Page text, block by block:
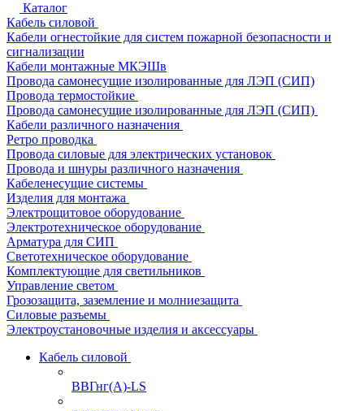
Каталог
Кабель силовой
Кабели огнестойкие для систем пожарной безопасности и
сигнализации
Кабели монтажные МКЭШв
Провода самонесущие изолированные для ЛЭП (СИП)
Провода термостойкие
Провода самонесущие изолированные для ЛЭП (СИП)
Кабели различного назначения
Ретро проводка
Провода силовые для электрических установок
Провода и шнуры различного назначения
Кабеленесущие системы
Изделия для монтажа
Электрощитовое оборудование
Электротехническое оборудование
Арматура для СИП
Светотехническое оборудование
Комплектующие для светильников
Управление светом
Грозозащита, заземление и молниезащита
Силовые разъемы
Электроустановочные изделия и аксессуары
Кабель силовой
ВВГнг(А)-LS